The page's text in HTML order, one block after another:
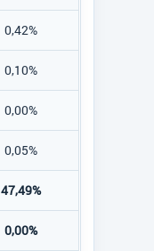
0,42%
0,10%
0,00%
0,05%
47,49%
0,00%